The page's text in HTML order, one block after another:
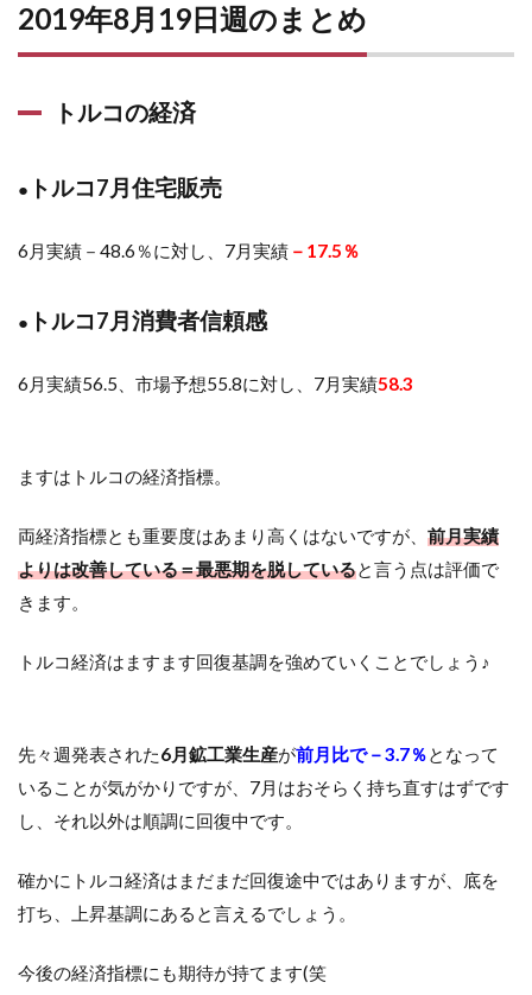
2019年8月19日週のまとめ
トルコの経済
● トルコ7月住宅販売
6月実績－48.6％に対し、7月実績 －17.5％
● トルコ7月消費者信頼感
6月実績56.5、市場予想55.8に対し、7月実績58.3
ますはトルコの経済指標。
両経済指標とも重要度はあまり高くはないですが、 前月実績
よりは改善している＝最悪期を脱していると言う点は評価で
きます。
トルコ経済はますます回復基調を強めていくことでしょう♪
先々週発表された6月鉱工業生産が前月比で－3.7％となって
いることが気がかりですが、7月はおそらく持ち直すはずです
し、それ以外は順調に回復中です。
確かにトルコ経済はまだまだ回復途中ではありますが、底を
打ち、上昇基調にあると言えるでしょう。
今後の経済指標にも期待が持てます(笑